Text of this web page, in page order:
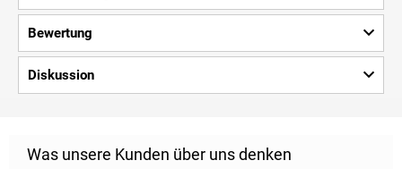
Bewertung
Diskussion